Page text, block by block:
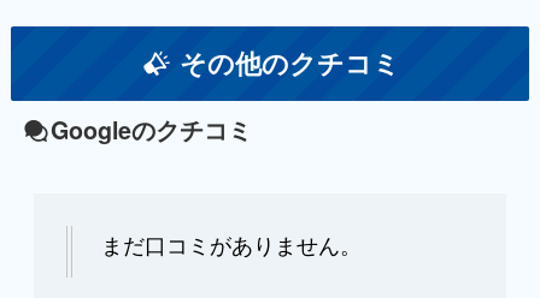
その他のクチコミ
Googleのクチコミ
まだ口コミがありません。